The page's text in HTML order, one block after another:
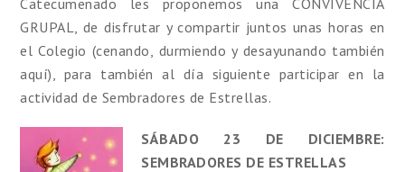
GRUPAL, de disfrutar y compartir juntos unas horas en
el Colegio (cenando, durmiendo y desayunando también
aquí), para también al día siguiente participar en la
actividad de Sembradores de Estrellas.
SÁBADO 23 DE DICIEMBRE:
SEMBRADORES DE ESTRELLAS